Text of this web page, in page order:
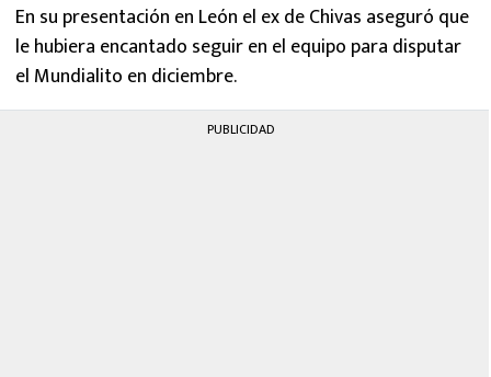
En su presentación en León el ex de Chivas aseguró que
le hubiera encantado seguir en el equipo para disputar
el Mundialito en diciembre.
PUBLICIDAD